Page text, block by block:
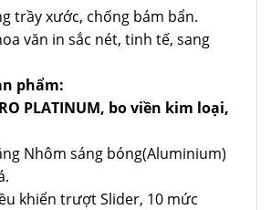
trầy xước, chống bám bẩn.
văn in sắc nét, tinh tế, sang
phẩm:
PLATINUM, bo viền kim loại,
Nhôm sáng bóng(Aluminium)
khiển trượt Slider, 10 mức